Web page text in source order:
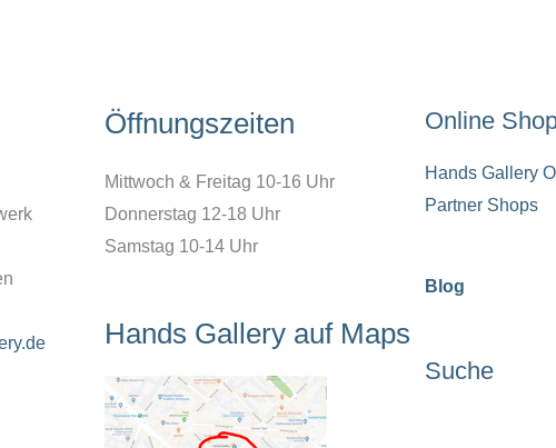
Öffnungszeiten
Mittwoch & Freitag 10-16 Uhr
Donnerstag 12-18 Uhr
Samstag 10-14 Uhr
Hands Gallery auf Maps
Online
Hands Gallery
Partner Shops
Blog
Suche